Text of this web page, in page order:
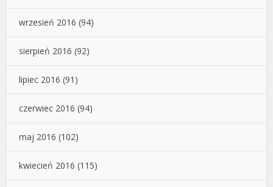
wrzesień 2016 (94)
sierpień 2016 (92)
lipiec 2016 (91)
czerwiec 2016 (94)
maj 2016 (102)
kwiecień 2016 (115)